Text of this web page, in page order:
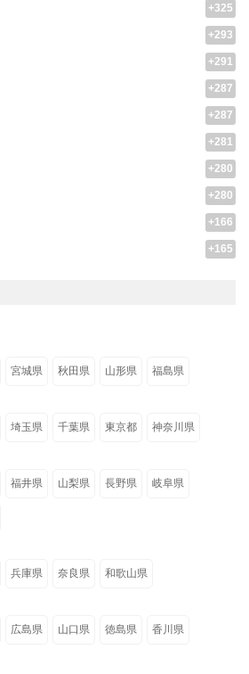
+325
+293
+291
+287
+287
+281
+280
+280
+166
+165
宮城県 秋田県 山形県 福島県
埼玉県 千葉県 東京都 神奈川県
福井県 山梨県 長野県 岐阜県
兵庫県 奈良県 和歌山県
広島県 山口県 徳島県 香川県